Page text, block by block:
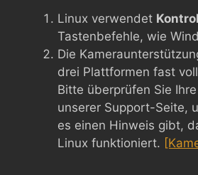
Linux verwendet
Tastenbefehle, wie
Die
drei Plattformen fast
Bitte überprüfen Sie
unserer Support-Seite,
es einen Hinweis gibt,
Linux funktioniert.